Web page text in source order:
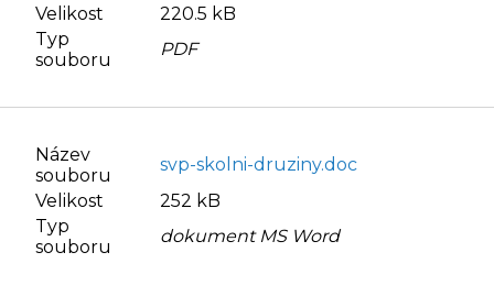
Velikost
220.5 kB
Typ
souboru
PDF
Název
souboru
svp-skolni-druziny.doc
Velikost
252 kB
Typ
souboru
dokument MS Word